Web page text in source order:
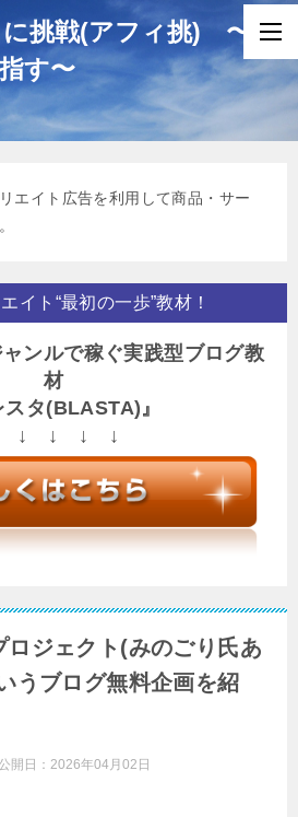
挑戦(アフィ挑) 〜
す〜
エイト広告を利用して商品・サー
イト“最初の一歩”教材！
ンルで稼ぐ実践型ブログ教
材
スタ(BLASTA)』
↓ ↓ ↓ ↓
ロジェクト(みのごり氏あ
うブログ無料企画を紹
開日： 2026年04月02日